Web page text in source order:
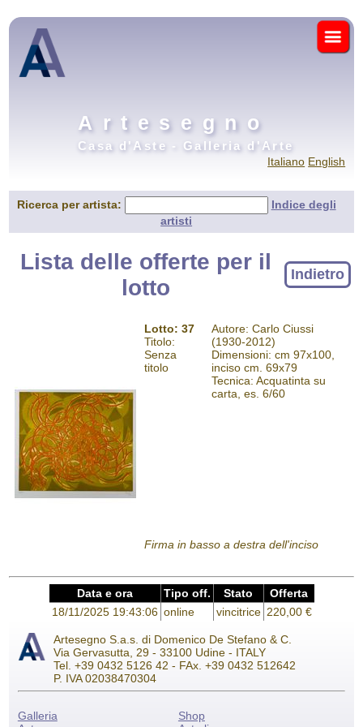
Artesegno
Casa d'Aste - Galleria d'Arte
Italiano English
Ricerca per artista:
Indice degli
artisti
Lista delle offerte per il
lotto
Indietro
Lotto: 37
Titolo:
Senza
titolo
Autore: Carlo Ciussi
(1930-2012)
Dimensioni: cm 97x100,
inciso cm. 69x79
Tecnica: Acquatinta su
carta, es. 6/60
Firma in basso a destra dell'inciso
Data e ora Tipo off. Stato
Offerta
18/11/2025 19:43:06 online vincitrice 220,00 €
Artesegno S.a.s. di Domenico De Stefano & C.
Via Gervasutta, 29 - 33100 Udine - ITALY
Tel. +39 0432 5126 42 - FAx. +39 0432 512642
P. IVA 02038470304
Galleria
Shop